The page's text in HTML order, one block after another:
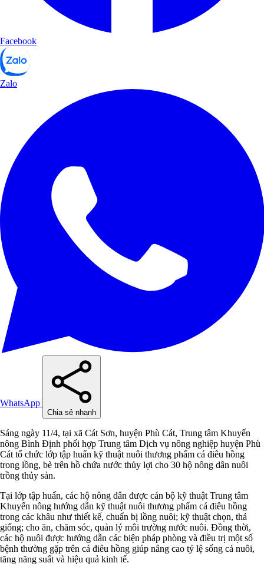
Facebook
Zalo
WhatsApp
Chia sẻ nhanh
Sáng ngày 11/4, tại xã Cát Sơn, huyện Phù Cát, Trung tâm Khuyến
nông Bình Định phối hợp Trung tâm Dịch vụ nông nghiệp huyện Phù
Cát tổ chức lớp tập huấn kỹ thuật nuôi thương phẩm cá điêu hồng
trong lồng, bè trên hồ chứa nước thủy lợi cho 30 hộ nông dân nuôi
trồng thủy sản.
Tại lớp tập huấn, các hộ nông dân được cán bộ kỹ thuật Trung tâm
Khuyến nông hướng dẫn kỹ thuật nuôi thương phẩm cá điêu hồng
trong các khâu như thiết kế, chuẩn bị lồng nuôi; kỹ thuật chọn, thả
giống; cho ăn, chăm sóc, quản lý môi trường nước nuôi. Đồng thời,
các hộ nuôi được hướng dẫn các biện pháp phòng và điều trị một số
bệnh thường gặp trên cá điêu hồng giúp nâng cao tỷ lệ sống cá nuôi,
tăng năng suất và hiệu quả kinh tế.